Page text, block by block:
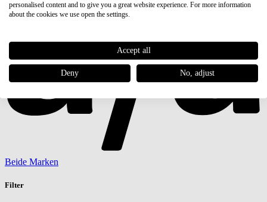
Beide Marken
Filter
personalised content and to give you a great website experience. For more information
about the cookies we use open the settings.
Accept all
Deny No, adjust